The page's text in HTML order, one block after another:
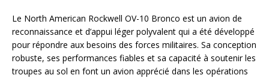
Le North American Rockwell OV-10 Bronco est un avion de
reconnaissance et d’appui léger polyvalent qui a été développé
pour répondre aux besoins des forces militaires. Sa conception
robuste, ses performances fiables et sa capacité à soutenir les
troupes au sol en font un avion apprécié dans les opérations